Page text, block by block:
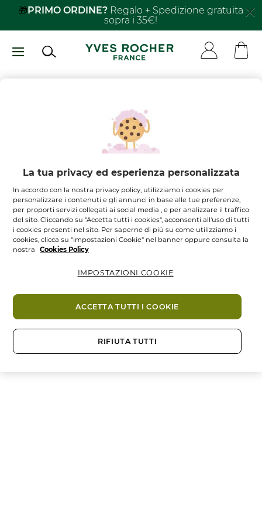
Salta
principale
🎁PRIMO ORDINE? Regalo + Spedizione gratuita
sopra i 35€!
Lasciati ispirare
SCOPRI I NOSTRI PRODOTTI
La tua privacy ed esperienza personalizzata
In accordo con la nostra privacy policy, utilizziamo i cookies per
personalizzare i contenuti e gli annunci in base alle tue preferenze,
per proporti servizi collegati ai social media , e per analizzare il traffico
del sito. Cliccando su "Accetta tutti i cookies", acconsenti all'uso di tutti
i cookies presenti nel sito. Per saperne di più su come utilizziamo i
cookies, clicca su "impostazioni Cookie" nel banner oppure consulta la
nostra
Cookies Policy
RIFIUTA TUTTI
ACCETTA TUTTI I COOKIE
IMPOSTAZIONI COOKIE